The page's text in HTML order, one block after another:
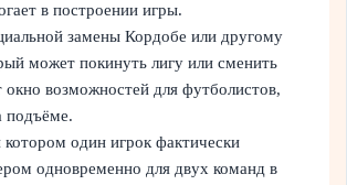
в построении игры.
замены Кордобе или другому
может покинуть лигу или сменить
окно возможностей для футболистов,
подъёме.
один игрок фактически
одновременно для двух команд в